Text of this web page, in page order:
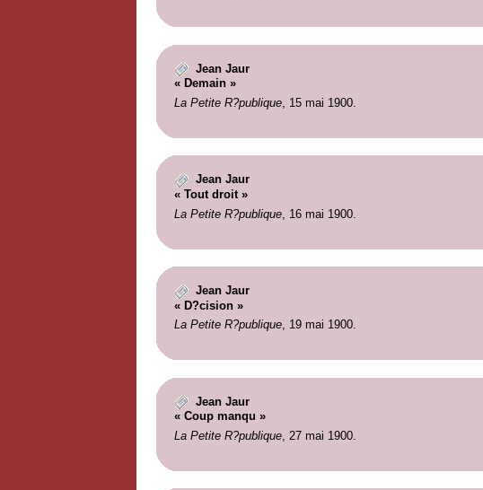
Jean Jaur
« Demain »
La Petite R?publique, 15 mai 1900.
Jean Jaur
« Tout droit »
La Petite R?publique, 16 mai 1900.
Jean Jaur
« D?cision »
La Petite R?publique, 19 mai 1900.
Jean Jaur
« Coup manqu »
La Petite R?publique, 27 mai 1900.